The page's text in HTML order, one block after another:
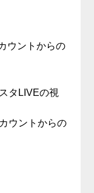
ウントからの
タLIVEの視
ウントからの